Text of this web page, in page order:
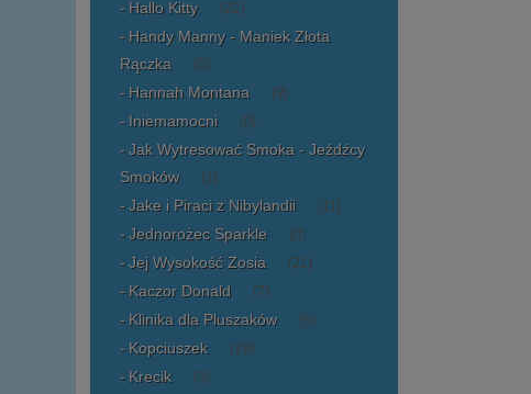
Hallo Kitty (22)
Handy Manny - Maniek Złota
Rączka
(0)
Hannah Montana (9)
Iniemamocni (0)
Jak Wytresować Smoka - Jeźdźcy
Smoków
(1)
Jake i Piraci z Nibylandii (11)
Jednorożec Sparkle (0)
Jej Wysokość Zosia (21)
Kaczor Donald (7)
Klinika dla Pluszaków (5)
Kopciuszek (19)
Krecik (3)